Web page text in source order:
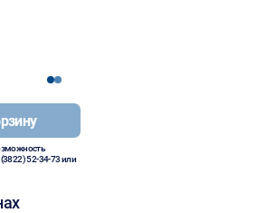
12
52-34-73или